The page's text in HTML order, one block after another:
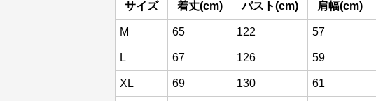
サイズ 着丈(cm) バスト(cm) 肩幅(cm)
M 65 122 57
L 67 126 59
XL 69 130 61